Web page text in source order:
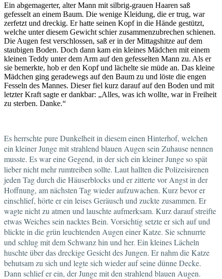
Ein abgemagerter, alter Mann mit silbrig-grauen Haaren saß
gefesselt an einem Baum. Die wenige Kleidung, die er trug, war
zerfetzt und dreckig. Er hatte seinen Kopf in die Hände gestützt,
welche unter diesem Gewicht schier zusammenzubrechen schienen.
Die Augen fest verschlossen, saß er in der Mittagshitze auf dem
staubigen Boden. Doch dann kam ein kleines Mädchen mit einem
kleinen Teddy unter dem Arm auf den gefesselten Mann zu. Als er
sie bemerkte, hob er den Kopf und lächelte sie müde an. Das kleine
Mädchen ging geradewegs auf den Baum zu und löste die engen
Fesseln des Mannes. Dieser fiel kurz darauf auf den Boden und mit
letzter Kraft sagte er dankbar: „Alles, was ich wollte, war in Freiheit
zu sterben. Danke.“
Es herrschte pure Dunkelheit in diesem einen Hinterhof, welchen
ein kleiner Junge mit strahlend blauen Augen sein Zuhause nennen
musste. Es war eine Gegend, in der sich ein kleiner Junge so spät
lieber nicht mehr rumtreiben sollte. Laut hallten die Polizeisirenen
jeden Tag durch die Häuserblocks und er zitterte vor Angst in der
Hoffnung, am nächsten Tag wieder aufzuwachen. Kurz bevor er
einschlief, hörte er ein leises Geräusch und zuckte zusammen. Er
wagte nicht zu atmen und lauschte aufmerksam. Kurz darauf streifte
etwas Weiches sein nacktes Bein. Vorsichtig setzte er sich auf und
blickte in die grün leuchtenden Augen einer Katze. Sie schnurrte
und schlug mit dem Schwanz hin und her. Ein kleines Lächeln
huschte über das dreckige Gesicht des Jungen. Er nahm die Katze
behutsam zu sich und legte sich wieder auf seine dünne Decke.
Dann schlief er ein, der Junge mit den strahlend blauen Augen.